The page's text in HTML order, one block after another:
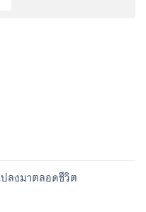
ลงมาตลอดชีวิต